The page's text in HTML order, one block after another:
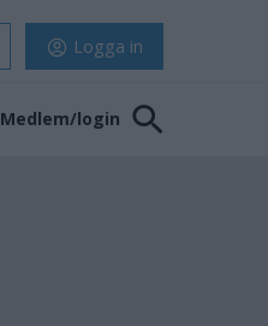
Logga in
Medlem/login